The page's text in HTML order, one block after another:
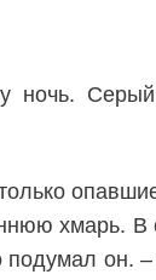
ночь.
хмарь.
подумал